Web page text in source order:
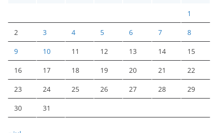
1
2 3 4 5 6 7 8
9 10 11 12 13 14 15
16 17 18 19 20 21 22
23 24 25 26 27 28 29
30 31